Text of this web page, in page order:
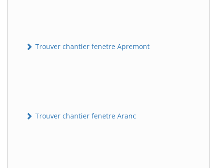
Trouver chantier fenetre Apremont
Trouver chantier fenetre Aranc